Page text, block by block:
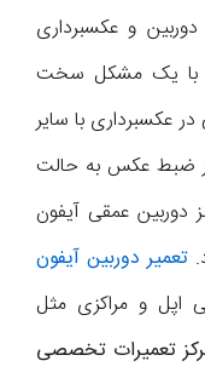
و عکسبرداری
با یک مشکل سخت
عکسبرداری با سایر
ضبط عکس به حالت
دوربین عمقی آیفون
تعمیر دوربین آیفون
اپل و مراکزی مثل
تعمیرات تخصصی